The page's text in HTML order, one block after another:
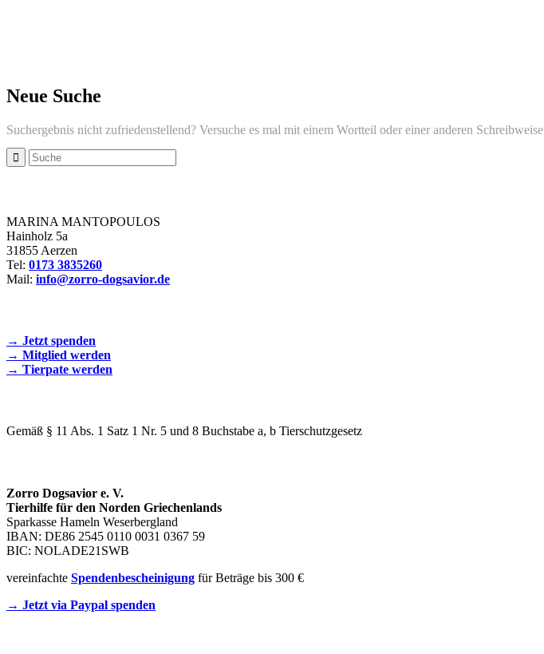
Neue Suche
Suchergebnis nicht zufriedenstellend? Versuche es mal mit einem Wortteil oder einer anderen Schreibweise
MARINA MANTOPOULOS
Hainholz 5a
31855 Aerzen
Tel: 0173 3835260
Mail: info@zorro-dogsavior.de
→ Jetzt spenden
→ Mitglied werden
→ Tierpate werden
Gemäß § 11 Abs. 1 Satz 1 Nr. 5 und 8 Buchstabe a, b Tierschutzgesetz
Zorro Dogsavior e. V.
Tierhilfe für den Norden Griechenlands
Sparkasse Hameln Weserbergland
IBAN: DE86 2545 0110 0031 0367 59
BIC: NOLADE21SWB
vereinfachte Spendenbescheinigung für Beträge bis 300 €
→ Jetzt via Paypal spenden